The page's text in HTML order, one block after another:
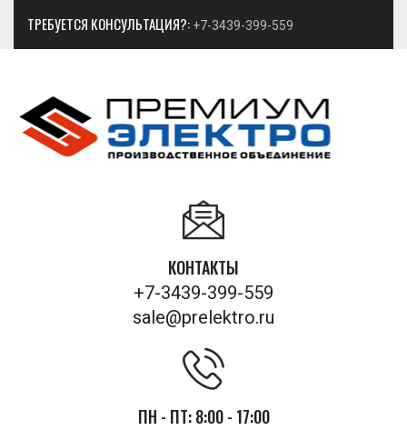
ТРЕБУЕТСЯ КОНСУЛЬТАЦИЯ?: +7-3439-399-559
КОНТАКТЫ
+7-3439-399-559
sale@prelektro.ru
ПН - ПТ: 8:00 - 17:00